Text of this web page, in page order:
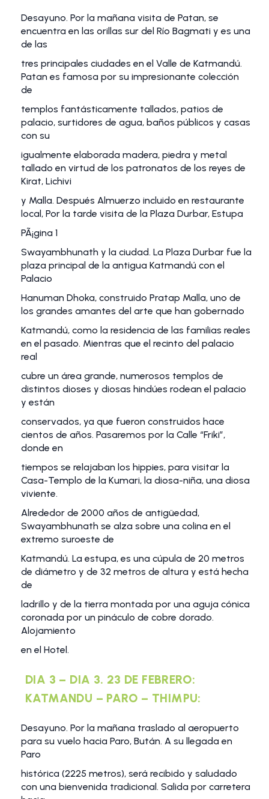
Desayuno. Por la mañana visita de Patan, se
encuentra en las orillas sur del Río Bagmati y es una
de las
tres principales ciudades en el Valle de Katmandú.
Patan es famosa por su impresionante colección
de
templos fantásticamente tallados, patios de
palacio, surtidores de agua, baños públicos y casas
con su
igualmente elaborada madera, piedra y metal
tallado en virtud de los patronatos de los reyes de
Kirat, Lichivi
y Malla. Después Almuerzo incluido en restaurante
local, Por la tarde visita de la Plaza Durbar, Estupa
PÃ¡gina 1
Swayambhunath y la ciudad. La Plaza Durbar fue la
plaza principal de la antigua Katmandú con el
Palacio
Hanuman Dhoka, construido Pratap Malla, uno de
los grandes amantes del arte que han gobernado
Katmandú, como la residencia de las familias reales
en el pasado. Mientras que el recinto del palacio
real
cubre un área grande, numerosos templos de
distintos dioses y diosas hindúes rodean el palacio
y están
conservados, ya que fueron construidos hace
cientos de años. Pasaremos por la Calle “Friki”,
donde en
tiempos se relajaban los hippies, para visitar la
Casa-Templo de la Kumari, la diosa-niña, una diosa
viviente.
Alrededor de 2000 años de antigüedad,
Swayambhunath se alza sobre una colina en el
extremo suroeste de
Katmandú. La estupa, es una cúpula de 20 metros
de diámetro y de 32 metros de altura y está hecha
de
ladrillo y de la tierra montada por una aguja cónica
coronada por un pináculo de cobre dorado.
Alojamiento
en el Hotel.
DIA 3 – DIA 3. 23 DE FEBRERO:
KATMANDU – PARO – THIMPU:
Desayuno. Por la mañana traslado al aeropuerto
para su vuelo hacia Paro, Bután. A su llegada en
Paro
histórica (2225 metros), será recibido y saludado
con una bienvenida tradicional. Salida por carretera